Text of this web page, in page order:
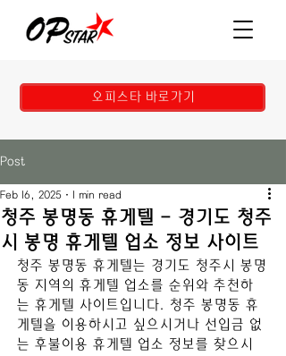
오피스타 바로가기
Post
청주 봉명동 휴게텔 - 경기도 청주
시 봉명 휴게텔 업소 정보 사이트
Feb 16, 2025 1 min read
청주 봉명동 휴게텔는 경기도 청주시 봉명
동 지역의 휴게텔 업소를 순위와 추천하
는 휴게텔 사이트입니다. 청주 봉명동 휴
게텔을 이용하시고 싶으시거나 선입금 없
는 후불이용 휴게텔 업소 정보를 찾으시